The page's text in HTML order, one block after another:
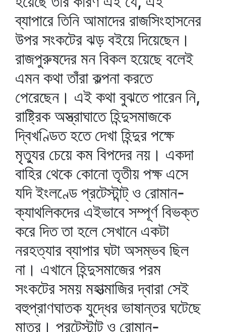
ব্যাপারে তিনি আমাদের রাজসিংহাসনের
উপর সংকটের ঝড় বইয়ে দিয়েছেন।
রাজপুরুষদের মন বিকল হয়েছে বলেই
এমন কথা তাঁরা কল্পনা করতে
পেরেছেন। এই কথা বুঝতে পারেন নি,
রাষ্ট্রিক অস্ত্রাঘাতে হিন্দুসমাজকে
দ্বিখণ্ডিত হতে দেখা হিন্দুর পক্ষে
মৃত্যুর চেয়ে কম বিপদের নয়। একদা
বাহির থেকে কোনো তৃতীয় পক্ষ এসে
যদি ইংলণ্ডে প্রটেস্টান্ট্‌ ও রোমান-
ক্যাথলিকদের এইভাবে সম্পূর্ণ বিভক্ত
করে দিত তা হলে সেখানে একটা
নরহত্যার ব্যাপার ঘটা অসম্ভব ছিল
না। এখানে হিন্দুসমাজের পরম
সংকটের সময় মহাত্মাজির দ্বারা সেই
বহুপ্রাণঘাতক যুদ্ধের ভাষান্তর ঘটেছে
মাত্র। প্রটেস্টান্ট্‌ ও রোমান-